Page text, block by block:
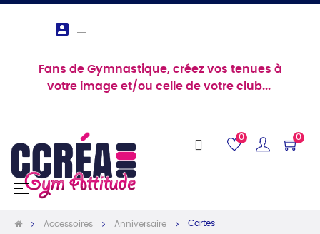

Fans de Gymnastique, créez vos tenues à
votre image et/ou celle de votre club...
0 0
Basculer
☰
Accessoires Anniversaire Cartes